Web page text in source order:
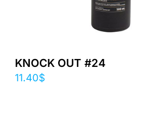
KNOCK OUT #24
11.40$